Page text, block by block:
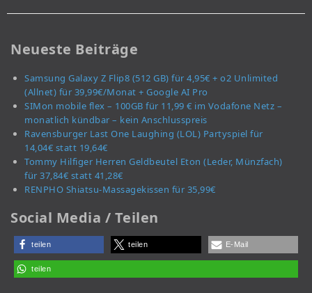
Neueste Beiträge
Samsung Galaxy Z Flip8 (512 GB) für 4,95€ + o2 Unlimited
(Allnet) für 39,99€/Monat + Google AI Pro
SIMon mobile flex – 100GB für 11,99 € im Vodafone Netz –
monatlich kündbar – kein Anschlusspreis
Ravensburger Last One Laughing (LOL) Partyspiel für
14,04€ statt 19,64€
Tommy Hilfiger Herren Geldbeutel Eton (Leder, Münzfach)
für 37,84€ statt 41,28€
RENPHO Shiatsu-Massagekissen für 35,99€
Social Media / Teilen
teilen teilen E-Mail
teilen